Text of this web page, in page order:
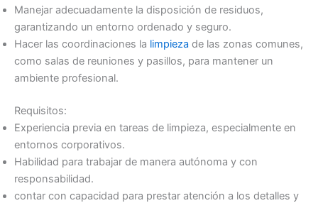
Manejar adecuadamente la disposición de residuos,
garantizando un entorno ordenado y seguro.
Hacer las coordinaciones la limpieza de las zonas comunes,
como salas de reuniones y pasillos, para mantener un
ambiente profesional.
Requisitos:
Experiencia previa en tareas de limpieza, especialmente en
entornos corporativos.
Habilidad para trabajar de manera autónoma y con
responsabilidad.
contar con capacidad para prestar atención a los detalles y